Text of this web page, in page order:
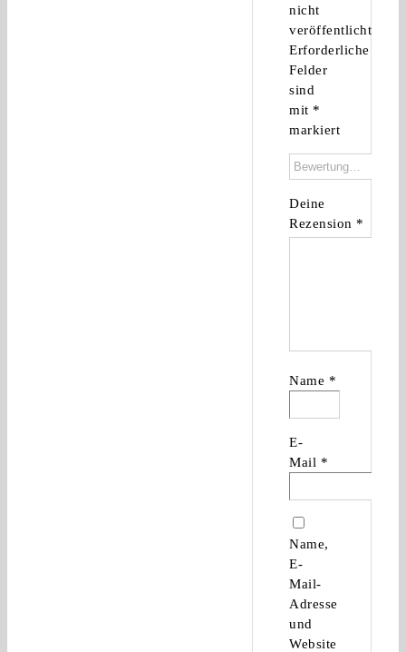
nicht
veröffentlicht.
Erforderliche
Felder
sind
mit *
markiert
Deine
Rezension *
Name *
E-
Mail *
Name,
E-
Mail-
Adresse
und
Website